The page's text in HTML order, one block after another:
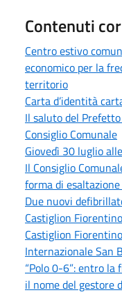
Contenuti
Centro estivo
economico per la
territorio
Carta d’identità
Il saluto del
Consiglio Comunale
Giovedì 30 luglio
Il Consiglio
forma di
Due nuovi
Castiglion Fiorentino
Castiglion
Internazionale San
“Polo 0-6”: entro la
il nome del gestore